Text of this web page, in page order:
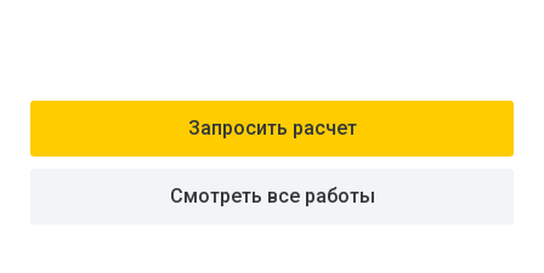
Запросить расчет
Смотреть все работы